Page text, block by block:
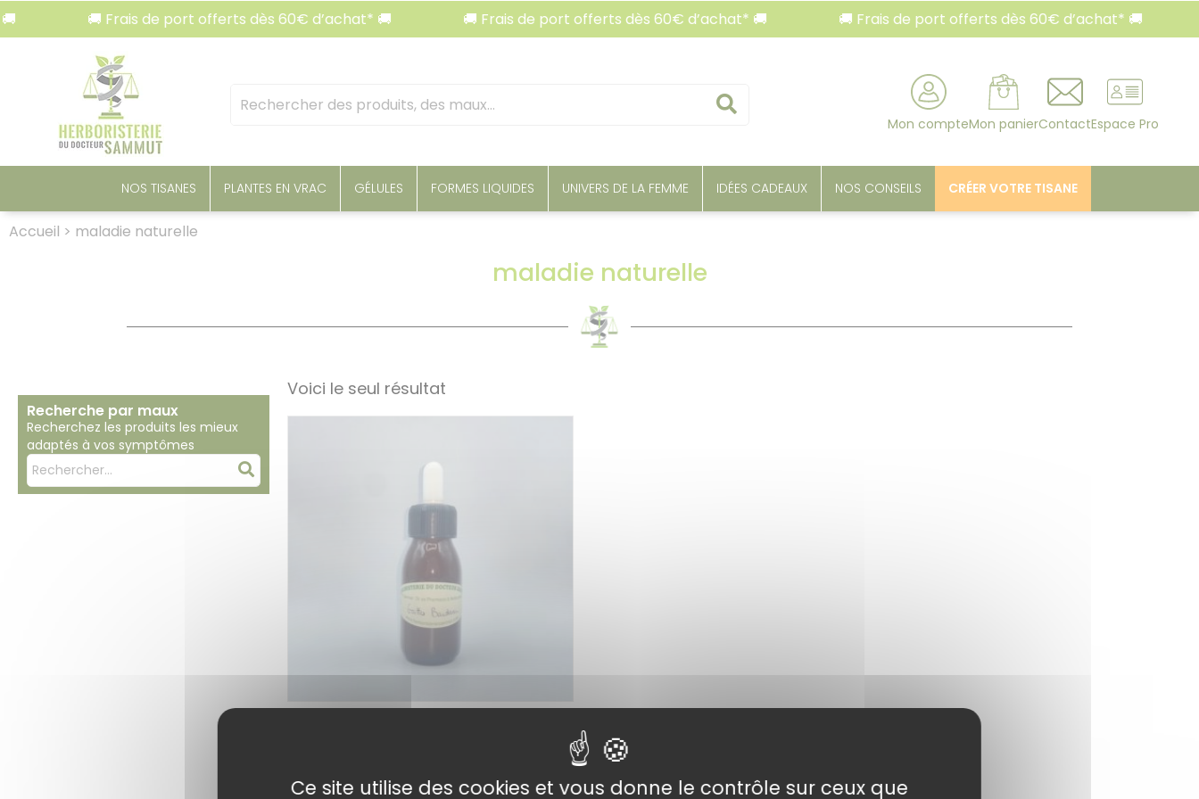
🚚 Frais de port offerts dès 60€ d’achat* 🚚 🚚 Frais de port offerts dès 60€ d’achat* 🚚 🚚 Frais de port offerts dès 60€ d’achat* 🚚
Mots
clés
Mon compteMon panierContactEspace Pro
NOS TISANES PLANTES EN VRAC GÉLULES FORMES LIQUIDES UNIVERS DE LA FEMME IDÉES CADEAUX NOS CONSEILS CRÉER VOTRE TISANE
Accueil > maladie naturelle
maladie naturelle
Recherche par maux
Recherchez les produits les mieux
adaptés à vos symptômes
Mots
clés
Rechercher
Voici le seul résultat
Bardane BIO – Gouttes Herboristerie
9,90€
Choix
Ajouter au
panier
Panneau de gestion des cookies
Ce site utilise des cookies et vous donne le contrôle sur ceux que